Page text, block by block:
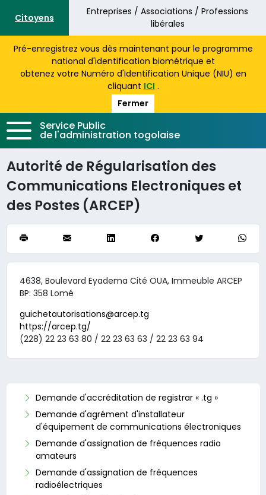
Aller au contenu principal
Citoyens
Entreprises / Associations / Professions
libérales
Pré-enregistrez vous dès maintenant pour le programme
national d'identification biométrique et
obtenez votre Numéro d'Identification Unique (NIU) en
cliquant ICI .
Fermer
Service Public
de l'administration togolaise
Autorité de Régularisation des
Communications Electroniques et
des Postes (ARCEP)
4638, Boulevard Eyadema Cité OUA, Immeuble ARCEP
BP: 358 Lomé
guichetautorisations@arcep.tg
https://arcep.tg/
(228) 22 23 63 80 / 22 23 63 63 / 22 23 63 94
Demande d'accréditation de registrar « .tg »
Demande d'agrément d'installateur
d'équipement de communications électroniques
Demande d'assignation de fréquences radio
amateurs
Demande d'assignation de fréquences
radioélectriques